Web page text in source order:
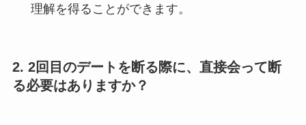
理解を得ることができます。
2. 2回目のデートを断る際に、直接会って断
る必要はありますか？